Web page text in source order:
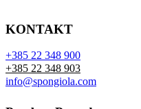
KONTAKT
+385 22 348 900
+385 22 348 903
info@spongiola.com